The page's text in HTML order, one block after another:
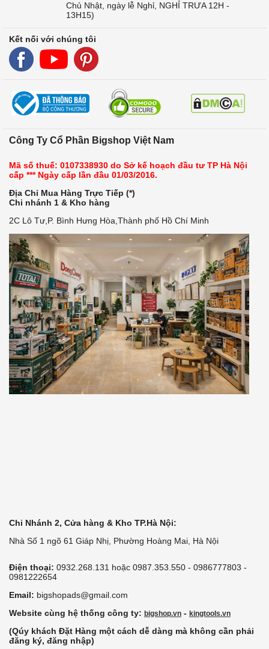
Chủ Nhật, ngày lễ Nghỉ, NGHỈ TRƯA 12H -
13H15)
Kết nối với chúng tôi
Công Ty Cổ Phần Bigshop Việt Nam
Mã số thuế: 0107338930 do Sở kế hoạch đầu tư TP Hà Nội
cấp *** Ngày cấp lần đầu 01/03/2016.
Địa Chỉ Mua Hàng Trực Tiếp (*)
Chi nhánh 1 & Kho hàng
2C Lô Tư,P. Bình Hưng Hòa,Thành phố Hồ Chí Minh
Chi Nhánh 2, Cửa hàng & Kho TP.Hà Nội:
Nhà Số 1 ngõ 61 Giáp Nhị, Phường Hoàng Mai, Hà Nội
Điện thoại: 0932.268.131 hoặc 0987.353.550 - 0986777803 -
0981222654
Email: bigshopads@gmail.com
Website cùng hệ thống công ty: bigshop.vn - kingtools.vn
(Qúy khách Đặt Hàng một cách dễ dàng mà không cần phải
đăng ký, đăng nhập)